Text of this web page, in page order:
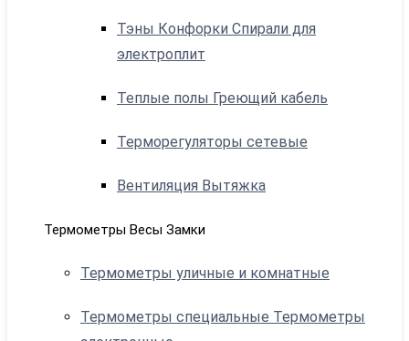
Тэны Конфорки Спирали для
электроплит
Теплые полы Греющий кабель
Терморегуляторы сетевые
Вентиляция Вытяжка
Термометры Весы Замки
Термометры уличные и комнатные
Термометры специальные Термометры